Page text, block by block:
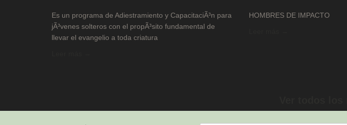
Es un programa de Adiestramiento y CapacitaciÃ³n para
jÃ³venes solteros con el propÃ³sito fundamental de
llevar el evangelio a toda criatura
HOMBRES DE IMPACTO